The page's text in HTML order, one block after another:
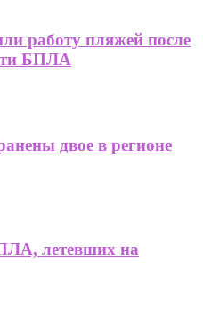
работу пляжей после
БПЛА
двое в регионе
летевших на